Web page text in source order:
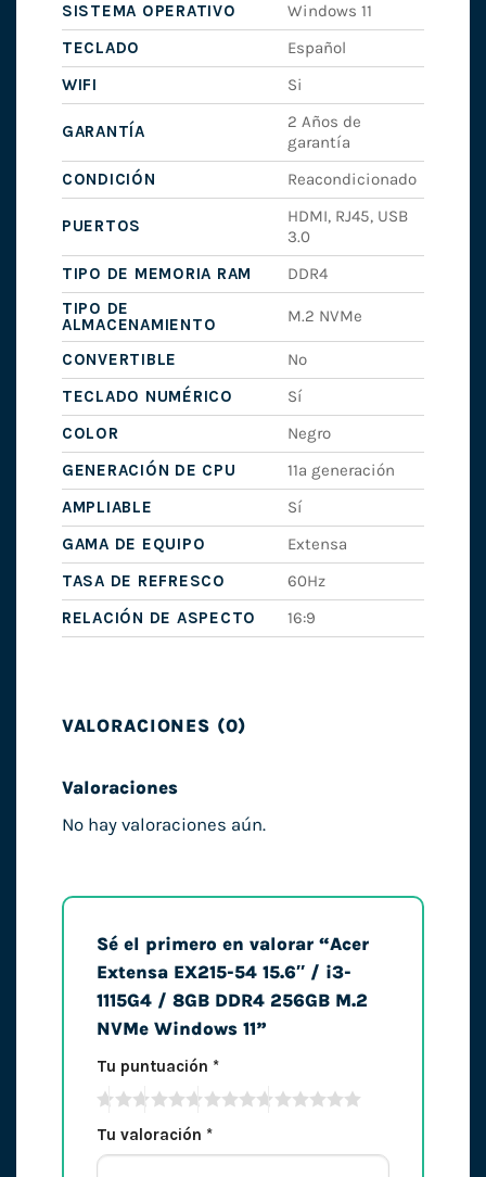
SISTEMA OPERATIVO
Windows 11
TECLADO
Español
WIFI
Si
GARANTÍA
2 Años de
garantía
CONDICIÓN
Reacondicionado
PUERTOS
HDMI, RJ45, USB
3.0
TIPO DE MEMORIA RAM
DDR4
TIPO DE
ALMACENAMIENTO
M.2 NVMe
CONVERTIBLE
No
TECLADO NUMÉRICO
Sí
COLOR
Negro
GENERACIÓN DE CPU
11ª generación
AMPLIABLE
Sí
GAMA DE EQUIPO
Extensa
TASA DE REFRESCO
60Hz
RELACIÓN DE ASPECTO
16:9
VALORACIONES (0)
Valoraciones
No hay valoraciones aún.
Sé el primero en valorar “Acer
Extensa EX215-54 15.6″ / i3-
1115G4 / 8GB DDR4 256GB M.2
NVMe Windows 11”
Tu puntuación *
Tu valoración *